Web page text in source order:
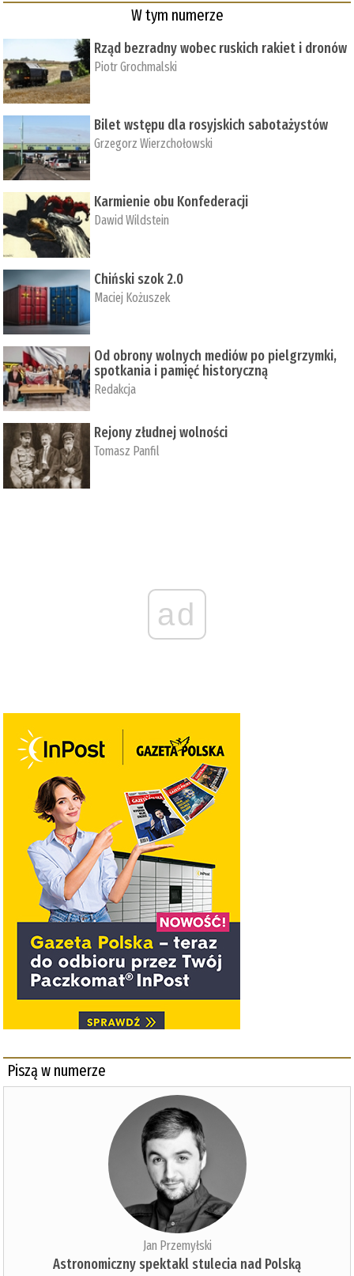
W tym numerze
Rząd bezradny wobec ruskich rakiet i dronów
Piotr Grochmalski
Bilet wstępu dla rosyjskich sabotażystów
Grzegorz Wierzchołowski
Karmienie obu Konfederacji
Dawid Wildstein
Chiński szok 2.0
Maciej Kożuszek
Od obrony wolnych mediów po pielgrzymki,
spotkania i pamięć historyczną
Redakcja
Rejony złudnej wolności
Tomasz Panfil
ad
Piszą w numerze
Jan Przemyłski
Astronomiczny spektakl stulecia nad Polską